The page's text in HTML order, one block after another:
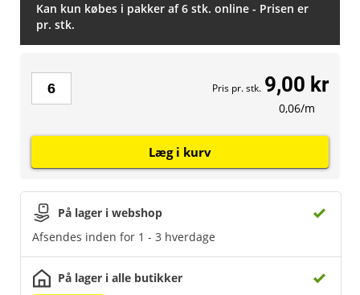
På lager i webshop
Afsendes inden for 1 - 3 hverdage
På lager i alle butikker
Kan kun købes i pakker af 6 stk. online - Prisen er
pr. stk.
Pris pr. stk. 9,00 kr
0,06/m
Læg i kurv